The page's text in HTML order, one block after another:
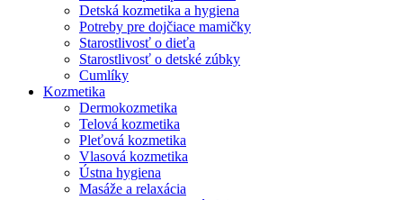
Detská kozmetika a hygiena
Potreby pre dojčiace mamičky
Starostlivosť o dieťa
Starostlivosť o detské zúbky
Cumlíky
Kozmetika
Dermokozmetika
Telová kozmetika
Pleťová kozmetika
Vlasová kozmetika
Ústna hygiena
Masáže a relaxácia